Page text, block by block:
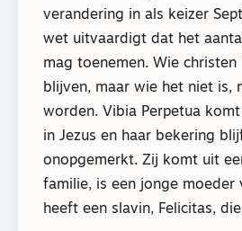
verandering in als keizer
wet uitvaardigt dat het
mag toenemen. Wie christen
blijven, maar wie het niet is,
worden. Vibia Perpetua
in Jezus en haar bekering
onopgemerkt. Zij komt uit
familie, is een jonge moeder
heeft een slavin, Felicitas,